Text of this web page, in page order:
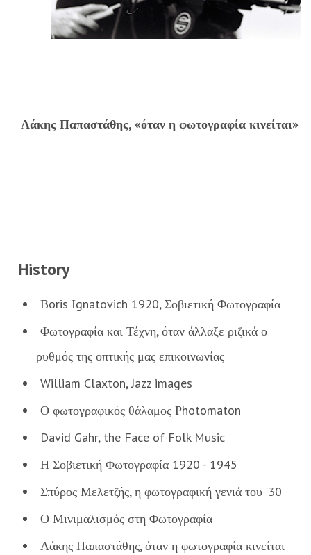
Λάκης Παπαστάθης, «όταν η φωτογραφία κινείται»
History
Βoris Ιgnatovich 1920, Σοβιετική Φωτογραφία
Φωτογραφία και Τέχνη, όταν άλλαξε ριζικά ο
ρυθμός της οπτικής μας επικοινωνίας
William Claxton, Jazz images
Ο φωτογραφικός θάλαμος Ρhotomaton
David Gahr, the Face of Folk Music
Η Σοβιετική Φωτογραφία 1920 - 1945
Σπύρος Μελετζής, η φωτογραφική γενιά του '30
Ο Μινιμαλισμός στη Φωτογραφία
Λάκης Παπαστάθης, όταν η φωτογραφία κινείται